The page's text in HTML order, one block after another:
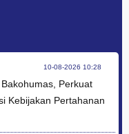
10-08-2026 10:28
Perkuat
Kebijakan Pertahanan